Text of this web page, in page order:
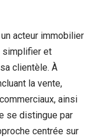
acteur immobilier
simplifier et
clientèle. À
la vente,
ainsi
se distingue par
centrée sur